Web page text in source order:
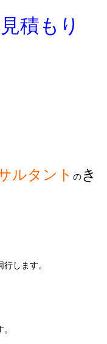
積もり
ルタントのき
します。